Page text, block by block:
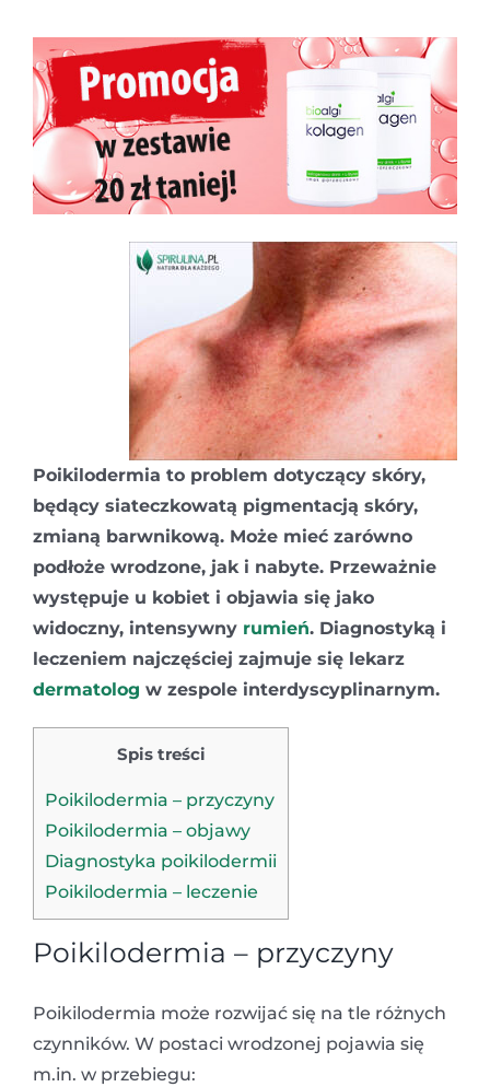
Poikilodermia to problem dotyczący skóry,
będący siateczkowatą pigmentacją skóry,
zmianą barwnikową. Może mieć zarówno
podłoże wrodzone, jak i nabyte. Przeważnie
występuje u kobiet i objawia się jako
widoczny, intensywny rumień. Diagnostyką i
leczeniem najczęściej zajmuje się lekarz
dermatolog w zespole interdyscyplinarnym.
Spis treści
Poikilodermia – przyczyny
Poikilodermia – objawy
Diagnostyka poikilodermii
Poikilodermia – leczenie
Poikilodermia – przyczyny
Poikilodermia może rozwijać się na tle różnych
czynników. W postaci wrodzonej pojawia się
m.in. w przebiegu: